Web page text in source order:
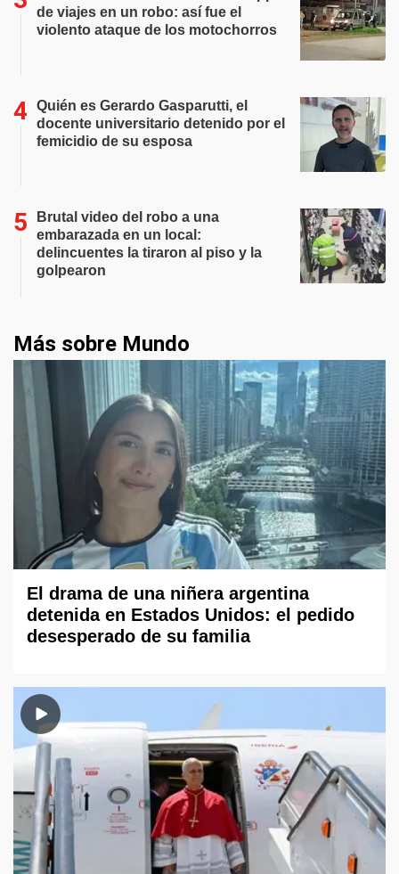
de viajes en un robo: así fue el
violento ataque de los motochorros
Quién es Gerardo Gasparutti, el
docente universitario detenido por el
femicidio de su esposa
Brutal video del robo a una
embarazada en un local:
delincuentes la tiraron al piso y la
golpearon
Más sobre Mundo
El drama de una niñera argentina
detenida en Estados Unidos: el pedido
desesperado de su familia